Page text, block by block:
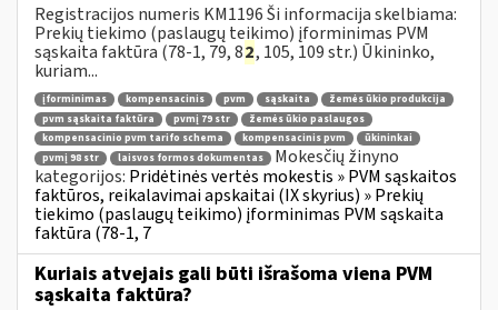
Registracijos numeris KM1196 Ši informacija skelbiama:
Prekių tiekimo (paslaugų teikimo) įforminimas PVM
sąskaita faktūra (78-1, 79, 82, 105, 109 str.) Ūkininko,
kuriam...
įforminimas kompensacinis pvm sąskaita
žemės ūkio produkcija
pvm sąskaita faktūra
pvmį 79 str
žemės ūkio paslaugos
kompensacinio pvm tarifo schema
kompensacinis pvm
ūkininkai
pvmį 98 str
laisvos formos dokumentas
Mokesčių žinyno
kategorijos: Pridėtinės vertės mokestis » PVM sąskaitos
faktūros, reikalavimai apskaitai (IX skyrius) » Prekių
tiekimo (paslaugų teikimo) įforminimas PVM sąskaita
faktūra (78-1, 7
Kuriais atvejais gali būti išrašoma viena PVM
sąskaita faktūra?